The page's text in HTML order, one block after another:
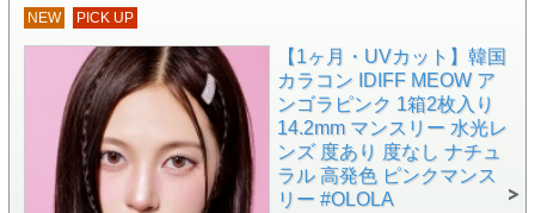
NEW PICK UP
【1ヶ月・UVカット】韓国
カラコン IDIFF MEOW ア
ンゴラピンク 1箱2枚入り
14.2mm マンスリー 水光レ
ンズ 度あり 度なし ナチュ
ラル 高発色 ピンクマンス
リー #OLOLA